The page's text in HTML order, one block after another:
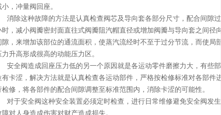
小，冲量阀回座。
消除这种故障的方法是认真检查阀芯及导向套各部分尺寸，配合间隙过
时，减小阀瓣密封面直往式阀瓣阻汽帽直径或增加阀瓣与导向套之间径
隙，来增加该部位的通流面积，使蒸汽流经时不至于过分节流，而使局
力升高形成很高的动能压力区。
安全阀造成回座压力低的另一个原因就是各运动零件磨擦力大，有些部
有卡涩，解决方法就是认真检查各运动部件，严格按检修标准对各部件
检修，将各部件的配合间隙调整至标准范围内，消除卡涩的可能性。
对于安全阀这种安全装置必须定时检查，进行日常维修避免安全阀发生
障对人身造成伤害对财产造成损失。